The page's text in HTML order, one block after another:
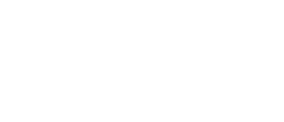
y/o a gas solo se